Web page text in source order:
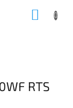
RTS